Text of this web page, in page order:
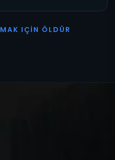
MAK I ÇI N Ö L D Ü R